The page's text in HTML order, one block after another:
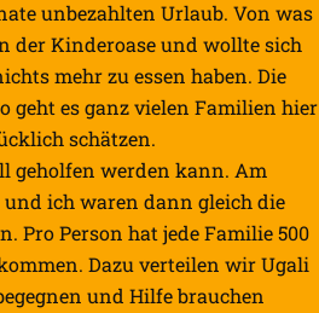
unbezahlten Urlaub. Von was
der Kinderoase und wollte sich
mehr zu essen haben. Die
geht es ganz vielen Familien hier
schätzen.
geholfen werden kann. Am
ich waren dann gleich die
Pro Person hat jede Familie 500
Dazu verteilen wir Ugali
und Hilfe brauchen